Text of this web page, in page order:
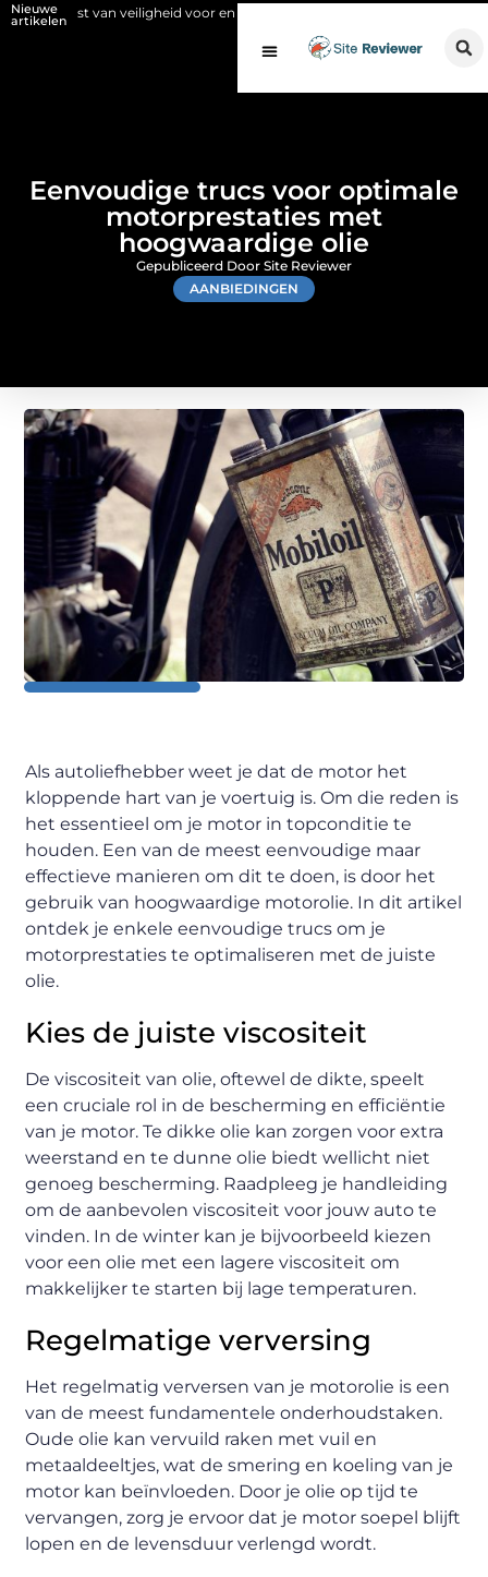
Nieuwe
artikelen
van veiligheid voor en na de SCIOS-keuring van de stookinstallatie
Eenvoudige trucs voor optimale
motorprestaties met
hoogwaardige olie
AANBIEDINGEN
Gepubliceerd Door Site Reviewer
Als autoliefhebber weet je dat de motor het
kloppende hart van je voertuig is. Om die reden is
het essentieel om je motor in topconditie te
houden. Een van de meest eenvoudige maar
effectieve manieren om dit te doen, is door het
gebruik van hoogwaardige motorolie. In dit artikel
ontdek je enkele eenvoudige trucs om je
motorprestaties te optimaliseren met de juiste
olie.
Kies de juiste viscositeit
De viscositeit van olie, oftewel de dikte, speelt
een cruciale rol in de bescherming en efficiëntie
van je motor. Te dikke olie kan zorgen voor extra
weerstand en te dunne olie biedt wellicht niet
genoeg bescherming. Raadpleeg je handleiding
om de aanbevolen viscositeit voor jouw auto te
vinden. In de winter kan je bijvoorbeeld kiezen
voor een olie met een lagere viscositeit om
makkelijker te starten bij lage temperaturen.
Regelmatige verversing
Het regelmatig verversen van je motorolie is een
van de meest fundamentele onderhoudstaken.
Oude olie kan vervuild raken met vuil en
metaaldeeltjes, wat de smering en koeling van je
motor kan beïnvloeden. Door je olie op tijd te
vervangen, zorg je ervoor dat je motor soepel blijft
lopen en de levensduur verlengd wordt.